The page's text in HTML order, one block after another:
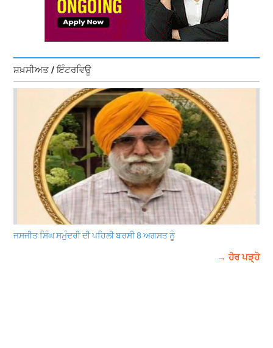
ਸ਼ਖ਼ਸੀਅਤ / ਇੰਟਰਵਿਊ
ਜਸਜੀਤ ਸਿੰਘ ਸਮੁੰਦਰੀ ਦੀ ਪਹਿਲੀ ਬਰਸੀ 8 ਅਗਸਤ ਨੂੰ
→ ਹੋਰ ਪੜ੍ਹੋ